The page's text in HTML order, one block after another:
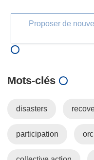
Proposer de
Mots‑clés
disasters
participation